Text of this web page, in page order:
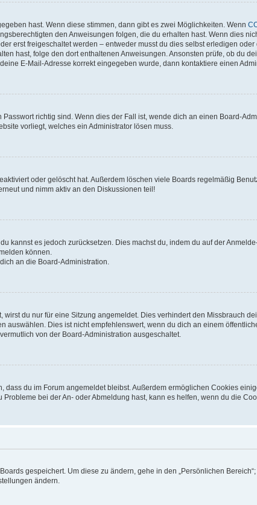
hast. Wenn diese stimmen, dann gibt es zwei Möglichkeiten. Wenn
den Anweisungen folgen, die du erhalten hast. Wenn dies
erst freigeschaltet werden – entweder musst du dies selbst erledigen
hast, folge den dort enthaltenen Anweisungen. Ansonsten prüfe, ob du
E-Mail-Adresse korrekt eingegeben wurde, dann kontaktiere einen
richtig sind. Wenn dies der Fall ist, wende dich an einen Board-
vorliegt, welches ein Administrator lösen muss.
oder gelöscht hat. Außerdem löschen viele Boards regelmäßig
und nimm aktiv an den Diskussionen teil!
kannst es jedoch zurücksetzen. Dies machst du, indem du auf der
können.
an die Board-Administration.
du nur für eine Sitzung angemeldet. Dies verhindert den Missbrauch
auswählen. Dies ist nicht empfehlenswert, wenn du dich an einem
von der Board-Administration ausgeschaltet.
dass du im Forum angemeldet bleibst. Außerdem ermöglichen Cookies
bei der An- oder Abmeldung hast, kann es helfen, wenn du die
gespeichert. Um diese zu ändern, gehe in den „Persönlichen
ändern.